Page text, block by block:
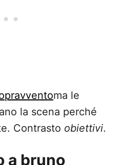
ma le
la scena perché
Contrasto obiettivi.
a bruno